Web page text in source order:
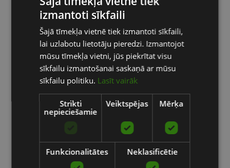
ENGLISH
RUSSIAN
izmantoti sīkfaili
Šajā tīmekļa vietnē tiek izmantoti sīkfaili,
lai uzlabotu lietotāju pieredzi. Izmantojot
mūsu tīmekļa vietni, jūs piekrītat visu
sīkfailu izmantošanai saskaņā ar mūsu
sīkfailu politiku. Lasīt vairāk
Strikti
nepieciešamie
Veiktspējas Mērķa
Funkcionalitātes Neklasificētie